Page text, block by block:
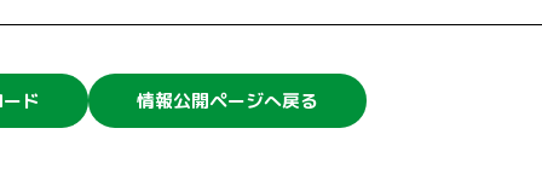
ド 情報公開ページへ戻る